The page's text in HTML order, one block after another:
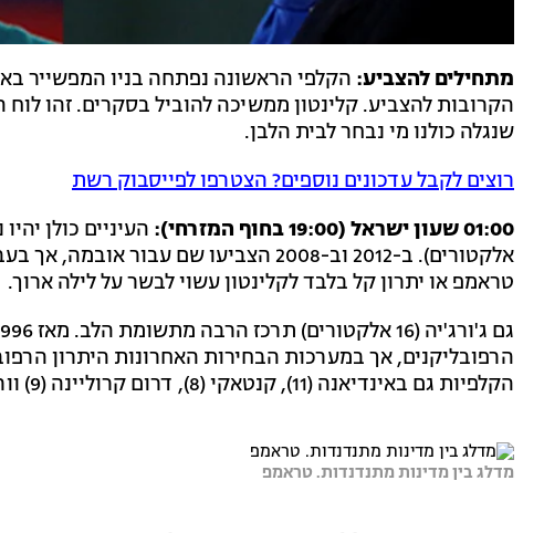
מתחילים להצביע: הקלפי הראשונה נפתחה בניו המפשייר
הקרובות להצביע. קלינטון ממשיכה להוביל בסקרים. זהו לוח
שנגלה כולנו מי נבחר לבית הלבן.
רוצים לקבל עדכונים נוספים? הצטרפו לפייסבוק רשת
01:00 שעון ישראל (19:00 בחוף המזרחי):
אלקטורים). ב-2012 וב-2008 הצביעו שם
טראמפ או יתרון קל בלבד לקלינטון עשוי לבשר על לילה ארוך.
הרפובליקנים, אך במערכות הבחירות האחרונות היתרון
הקלפיות גם באינדיאנה (11), קנטאקי (8), דרום קרוליינה (9) וורמונט (3).
מדלג בין מדינות מתנדנדות. טראמפ